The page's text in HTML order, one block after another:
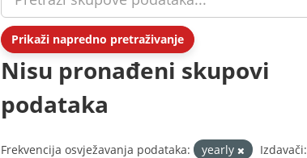
Prikaži napredno pretraživanje
Nisu pronađeni skupovi
podataka
Frekvencija osvježavanja podataka: yearly Izdavači: